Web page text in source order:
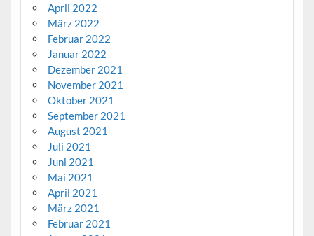
April 2022
März 2022
Februar 2022
Januar 2022
Dezember 2021
November 2021
Oktober 2021
September 2021
August 2021
Juli 2021
Juni 2021
Mai 2021
April 2021
März 2021
Februar 2021